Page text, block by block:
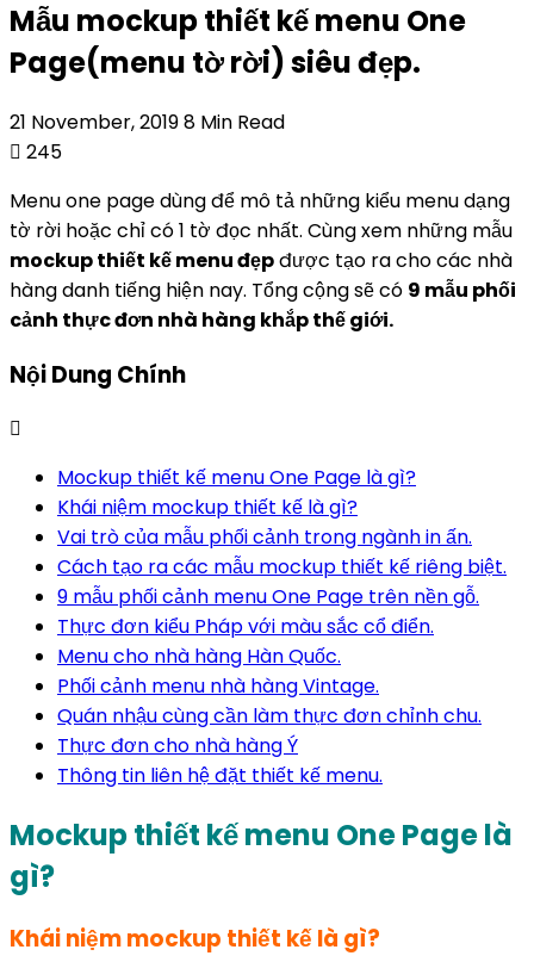
Mẫu mockup thiết kế menu One
Page(menu tờ rời) siêu đẹp.
21 November, 20198 Min Read
245
Menu one page dùng để mô tả những kiểu menu dạng
tờ rời hoặc chỉ có 1 tờ đọc nhất. Cùng xem những mẫu
mockup thiết kế menu đẹpđược tạo ra cho các nhà
hàng danh tiếng hiện nay. Tổng cộng sẽ có 9 mẫu phối
cảnh thực đơn nhà hàng khắp thế giới.
Nội Dung Chính
Mockup thiết kế menu One Page là gì?
Khái niệm mockup thiết kế là gì?
Vai trò của mẫu phối cảnh trong ngành in ấn.
Cách tạo ra các mẫu mockup thiết kế riêng biệt.
9 mẫu phối cảnh menu One Page trên nền gỗ.
Thực đơn kiểu Pháp với màu sắc cổ điển.
Menu cho nhà hàng Hàn Quốc.
Phối cảnh menu nhà hàng Vintage.
Quán nhậu cùng cần làm thực đơn chỉnh chu.
Thực đơn cho nhà hàng Ý
Thông tin liên hệ đặt thiết kế menu.
Mockup thiết kế menu One Page là
gì?
Khái niệm mockup thiết kế là gì?